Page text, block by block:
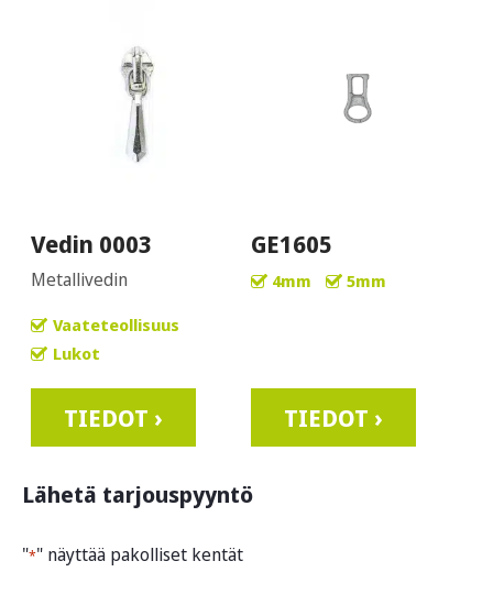
Vedin 0003
Metallivedin
Vaateteollisuus
Lukot
TIEDOT ›
GE1605
4mm 5mm
TIEDOT ›
Lähetä tarjouspyyntö
"*" näyttää pakolliset kentät